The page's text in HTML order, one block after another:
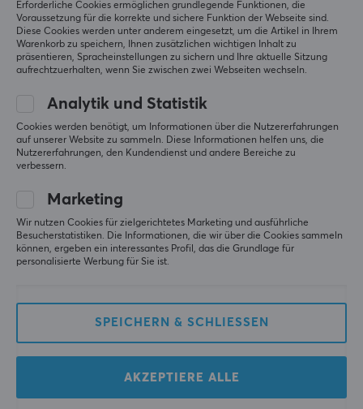
Tomtoc
GameOn-G50 Switch 2
Umhängetasche - Grün
(0)
Tomtoc
GameOn-G50 Switch 2
Grau
(0)
8Bitdo Turtle Beach
Atlas Verkabeltes
Erforderliche Cookies ermöglichen grundlegende Funktionen, die
Voraussetzung für die korrekte und sichere Funktion der Webseite sind.
Diese Cookies werden unter anderem eingesetzt, um die Artikel in Ihrem
Warenkorb zu speichern, Ihnen zusätzlichen wichtigen Inhalt zu
präsentieren, Spracheinstellungen zu sichern und Ihre aktuelle Sitzung
aufrechtzuerhalten, wenn Sie zwischen zwei Webseiten wechseln.
Analytik und Statistik
Cookies werden benötigt, um Informationen über die Nutzererfahrungen
auf unserer Website zu sammeln. Diese Informationen helfen uns, die
Nutzererfahrungen, den Kundendienst und andere Bereiche zu
verbessern.
Marketing
Wir nutzen Cookies für zielgerichtetes Marketing und ausführliche
Besucherstatistiken. Die Informationen, die wir über die Cookies sammeln
können, ergeben ein interessantes Profil, das die Grundlage für
personalisierte Werbung für Sie ist.
SPEICHERN & SCHLIESSEN
AKZEPTIERE ALLE